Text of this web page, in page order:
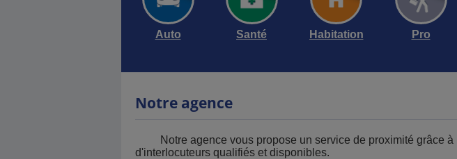
Auto Santé Habitation Pro
Notre agence
Notre agence vous propose un service de proximité grâce à
d'interlocuteurs qualifiés et disponibles.